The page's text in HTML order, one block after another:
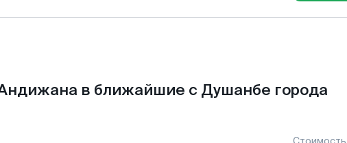
в ближайшие с Душанбе города